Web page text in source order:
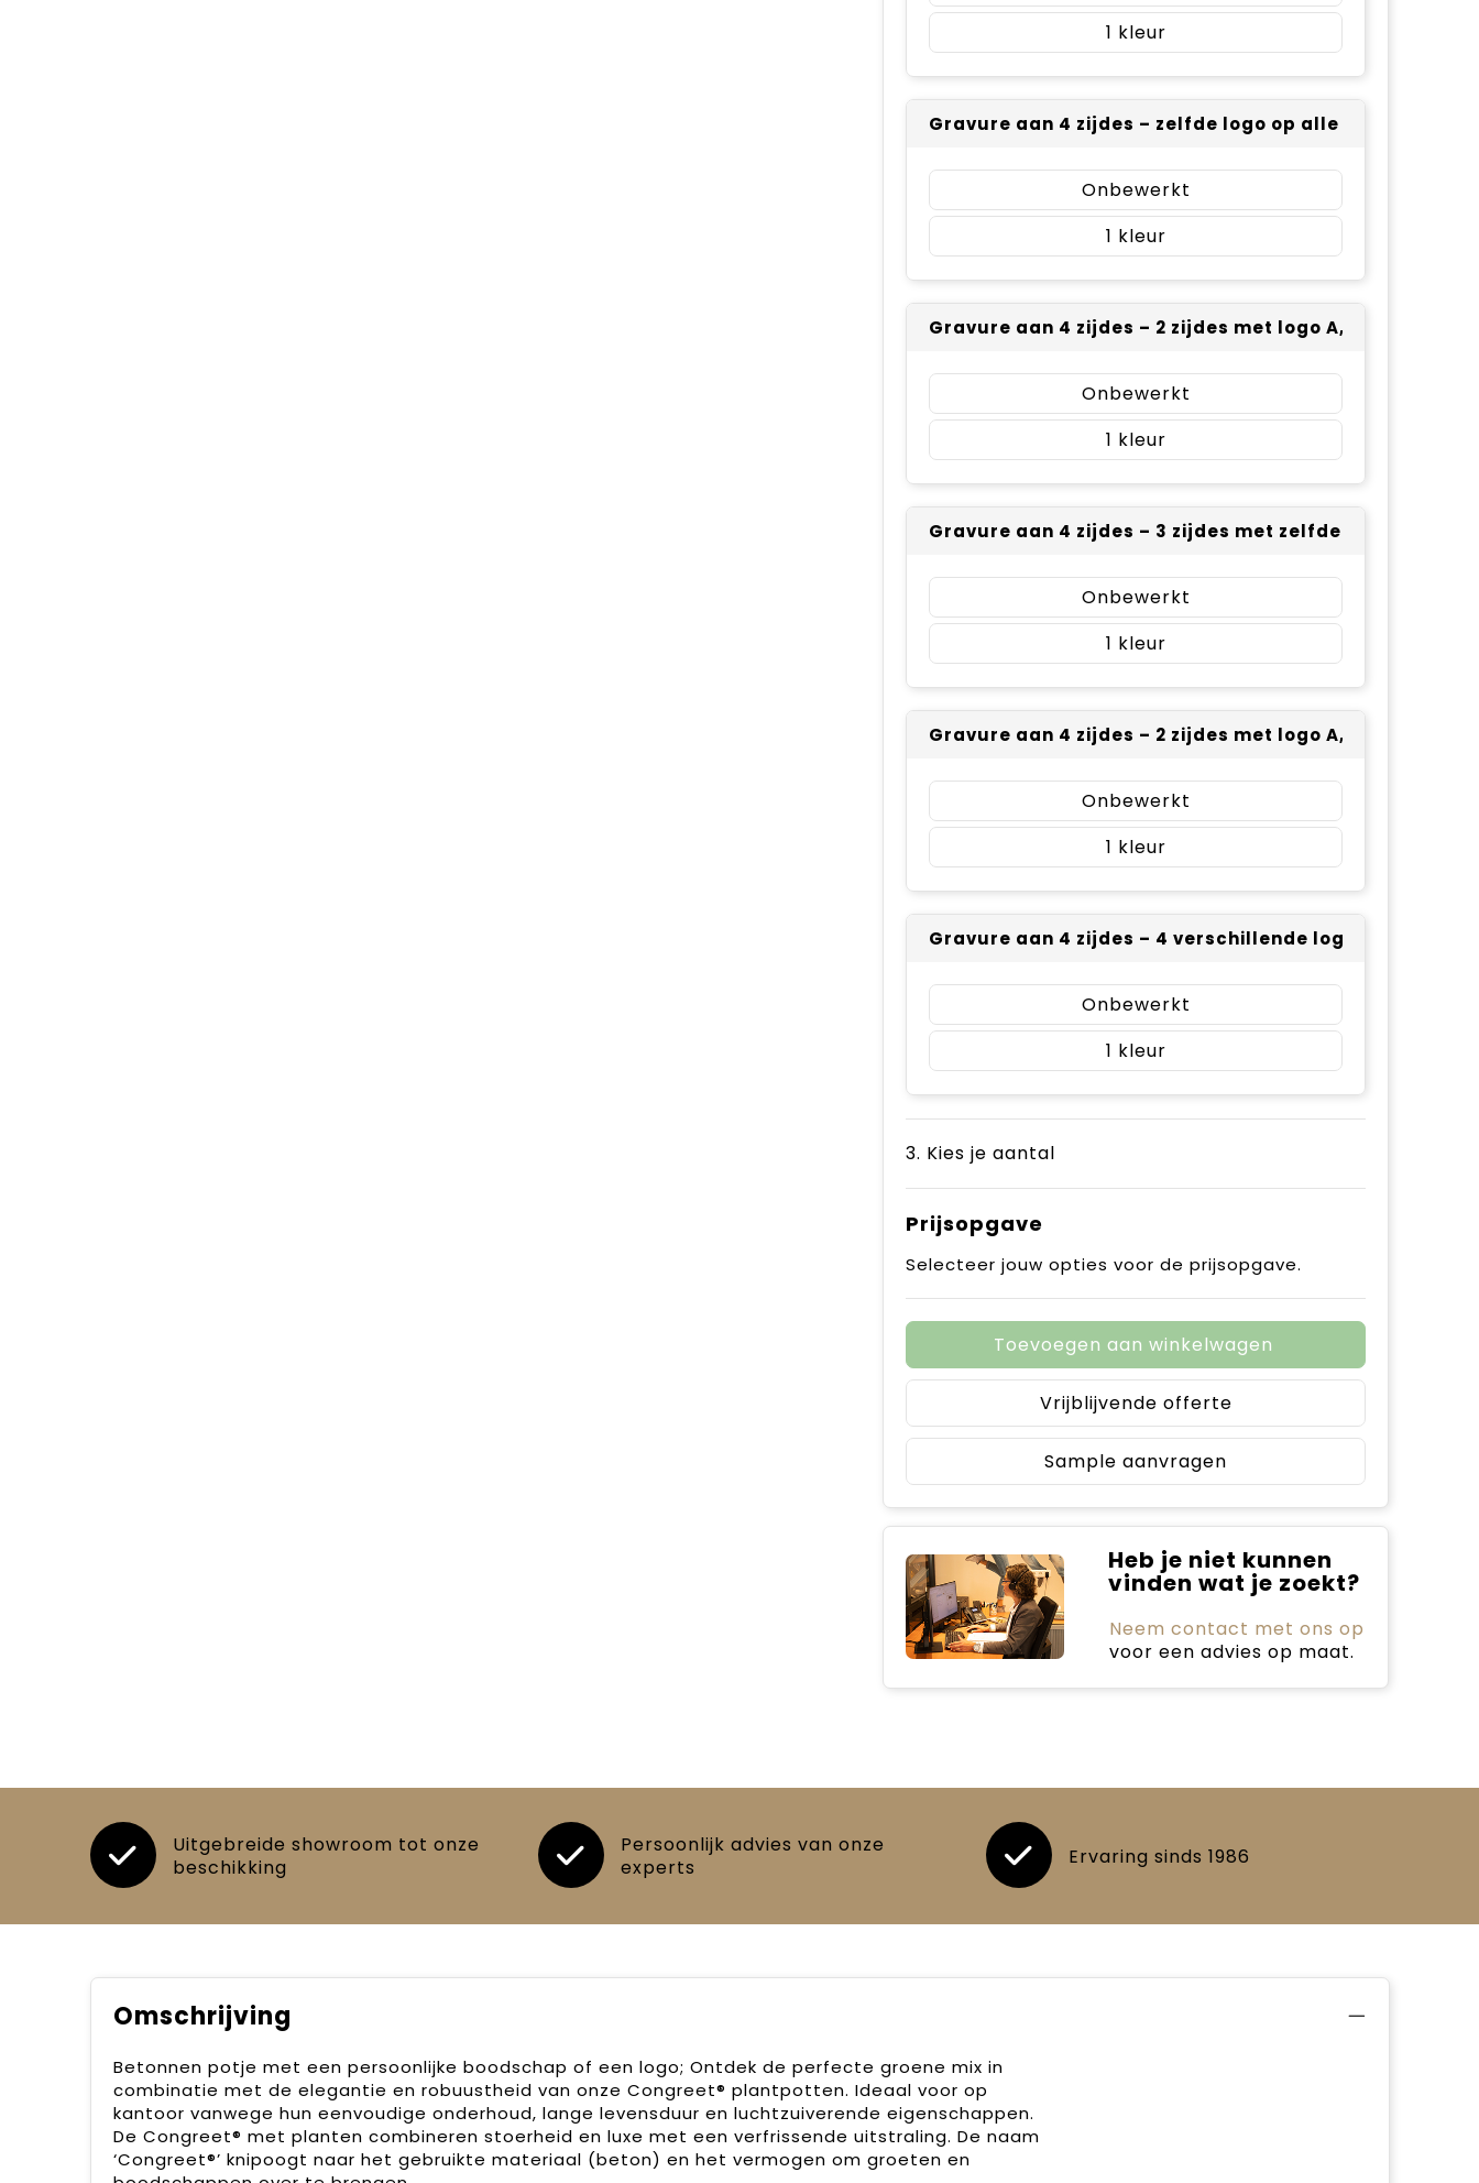
1
Gravure aan 4 zijdes – zelfde logo op alle zijdes (± 50 x
Onbewerkt
1
Gravure aan 4 zijdes – 2 zijdes met logo A, 2 zijdes met
Onbewerkt
1
Gravure aan 4 zijdes – 3 zijdes met zelfde logo, 1 zijde
Onbewerkt
1
Gravure aan 4 zijdes – 2 zijdes met logo A, 1 zijde met
Onbewerkt
1
Gravure aan 4 zijdes – 4 verschillende logo’s (± 50 x
Onbewerkt
1
3. Kies je aantal
Prijsopgave
Selecteer jouw opties voor de prijsopgave.
Toevoegen aan winkelwagen
Vrijblijvende offerte
Sample aanvragen
Heb je niet kunnen
vinden wat je zoekt?
Neem contact met ons op
voor een advies op maat.
Uitgebreide showroom tot onze
beschikking
Persoonlijk advies van onze
experts
Ervaring sinds 1986
Omschrijving
Betonnen potje met een persoonlijke boodschap of een logo; Ontdek de perfecte groene mix in
combinatie met de elegantie en robuustheid van onze Congreet® plantpotten. Ideaal voor op
kantoor vanwege hun eenvoudige onderhoud, lange levensduur en luchtzuiverende eigenschappen.
De Congreet® met planten combineren stoerheid en luxe met een verfrissende uitstraling. De naam
‘Congreet®’ knipoogt naar het gebruikte materiaal (beton) en het vermogen om groeten en